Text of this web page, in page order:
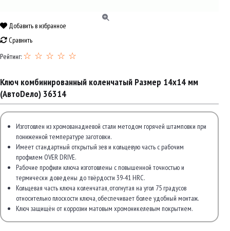
Добавить в избранное
Сравнить
Рейтинг: ☆ ☆ ☆ ☆ ☆
Ключ комбинированный коленчатый Размер 14х14 мм
(АвтоDело) 36314
Изготовлен из хромованадиевой стали методом горячей штамповки при
пониженной температуре заготовки.
Имеет стандартный открытый зев и кольцевую часть с рабочим
профилем OVER DRIVE.
Рабочие профили ключа изготовлены с повышенной точностью и
термически доведены до твёрдости 39-41 HRC.
Кольцевая часть ключа коленчатая, отогнутая на угол 75 градусов
относительно плоскости ключа, обеспечивает более удобный монтаж.
Ключ защищён от коррозии матовым хромоникелевым покрытием.